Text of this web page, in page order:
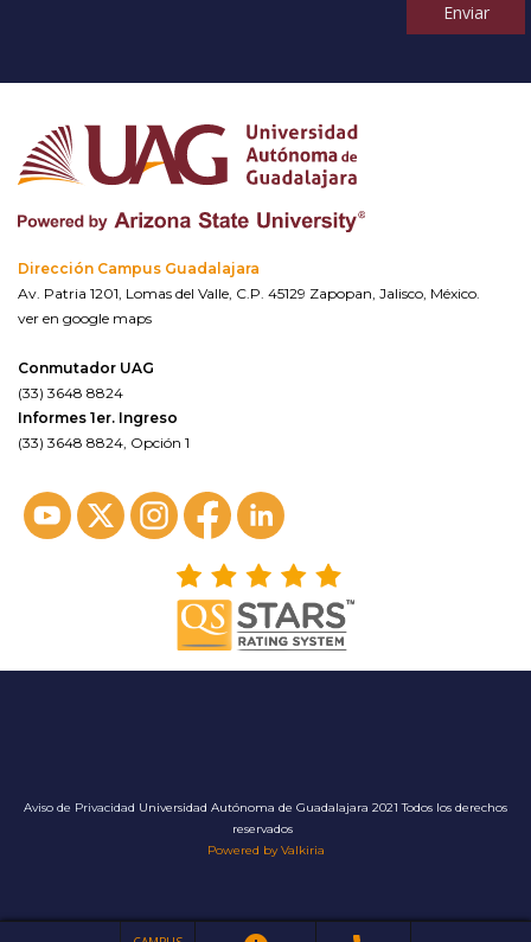
Enviar
Dirección Campus Guadalajara
Av. Patria 1201, Lomas del Valle, C.P. 45129 Zapopan, Jalisco, México.
ver en google maps
Conmutador UAG
(33) 3648 8824
Informes 1er. Ingreso
(33) 3648 8824, Opción 1
Aviso de Privacidad Universidad Autónoma de Guadalajara 2021 Todos los derechos
reservados
Powered by Valkiria